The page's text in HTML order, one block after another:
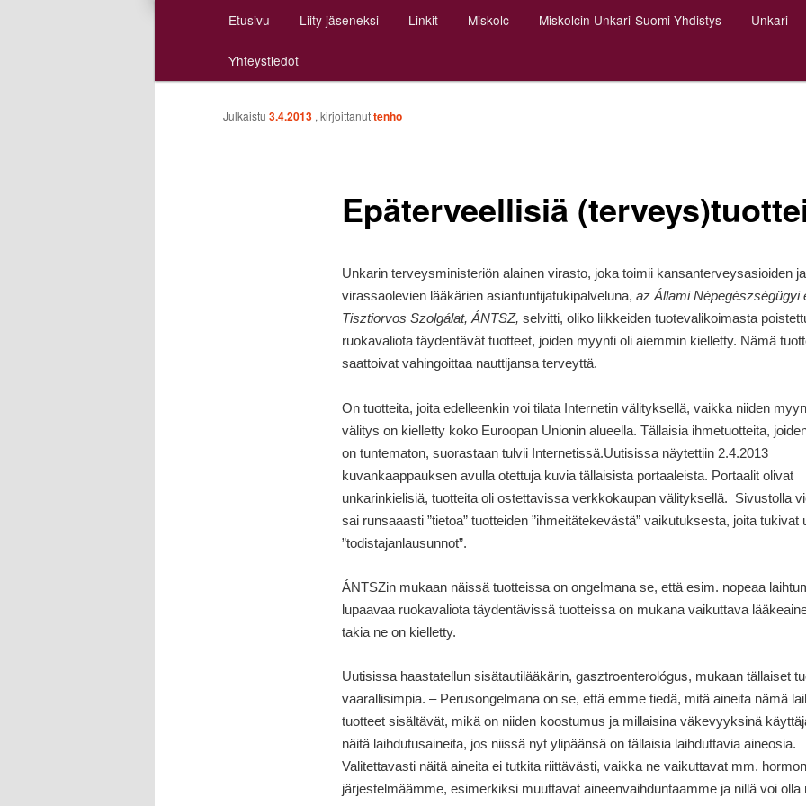
Siirry
sisältöön
Siirry
toissijaiseen
sisältöön
Etusivu Liity jäseneksi Linkit Miskolc Miskolcin Unkari-Suomi Yhdistys Unkari
Yhteystiedot
Epäterveellisiä
Julkaistu 3.4.2013 , kirjoittanuttenho
Unkarin terveysministeriön alainen virasto, joka toimii kansanterveysasioiden ja
virassaolevien lääkärien asiantuntijatukipalveluna, az Állami Népegészségügyi
Tisztiorvos Szolgálat, ÁNTSZ, selvitti, oliko liikkeiden tuotevalikoimasta
ruokavaliota täydentävät tuotteet, joiden myynti oli aiemmin kielletty. Nämä
saattoivat vahingoittaa nauttijansa terveyttä.
On tuotteita, joita edelleenkin voi tilata Internetin välityksellä, vaikka niiden
välitys on kielletty koko Euroopan Unionin alueella. Tällaisia ihmetuotteita,
on tuntematon, suorastaan tulvii Internetissä.Uutisissa näytettiin 2.4.2013
kuvankaappauksen avulla otettuja kuvia tällaisista portaaleista. Portaalit olivat
unkarinkielisiä, tuotteita oli ostettavissa verkkokaupan välityksellä. Sivustolla
sai runsaaasti ”tietoa” tuotteiden ”ihmeitätekevästä” vaikutuksesta, joitatukivat
”todistajanlausunnot”.
ÁNTSZin mukaan näissä tuotteissa on ongelmana se, että esim. nopeaa
lupaavaa ruokavaliota täydentävissä tuotteissa on mukana vaikuttava
takia ne on kielletty.
Uutisissa haastatellun sisätautilääkärin, gasztroenterológus, mukaan tällaiset
vaarallisimpia. – Perusongelmana on se, että emme tiedä, mitä aineita nämä
tuotteet sisältävät, mikä on niiden koostumus ja millaisina väkevyyksinä
näitä laihdutusaineita, jos niissä nyt ylipäänsä on tällaisia laihduttavia aineosia.
Valitettavasti näitä aineita ei tutkita riittävästi, vaikka ne vaikuttavat mm.
järjestelmäämme, esimerkiksi muuttavat aineenvaihduntaamme ja nillä voi olla